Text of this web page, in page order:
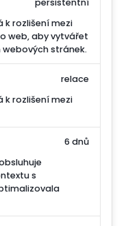
k rozlišení mezi
web, aby vytvářet
stránek.
persistentní
k rozlišení mezi
relace
s
6 dnů